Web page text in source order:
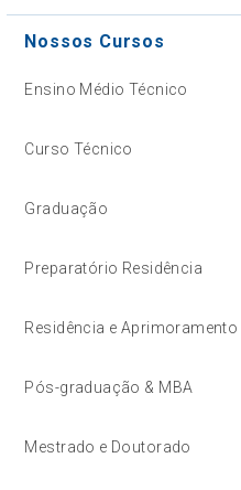
Nossos Cursos
Ensino Médio Técnico
Curso Técnico
Graduação
Preparatório Residência
Residência e Aprimoramento
Pós-graduação & MBA
Mestrado e Doutorado